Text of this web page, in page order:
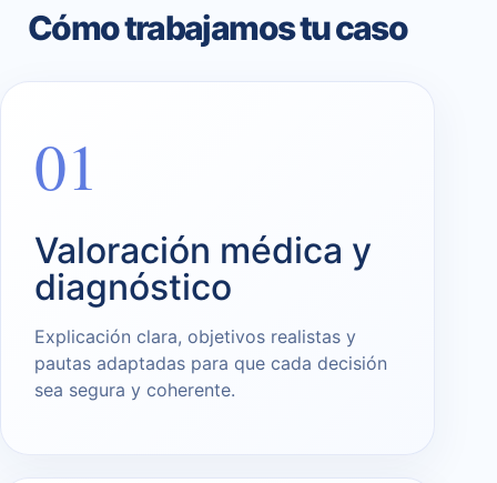
Cómo trabajamos tu caso
01
Valoración médica y
diagnóstico
Explicación clara, objetivos realistas y
pautas adaptadas para que cada decisión
sea segura y coherente.